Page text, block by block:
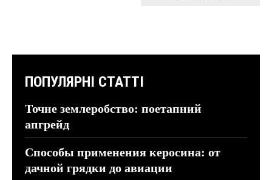
ПОПУЛЯРНІ СТАТТІ
Точне землеробство: поетапний
апгрейд
Способы применения керосина: от
дачной грядки до авиации